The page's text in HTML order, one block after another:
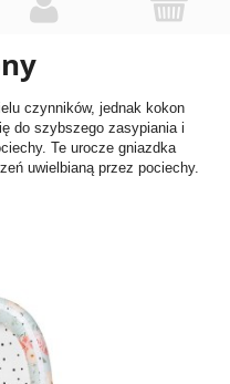
czynników, jednak kokon
do szybszego zasypiania i
Te urocze gniazdka
uwielbianą przez pociechy.